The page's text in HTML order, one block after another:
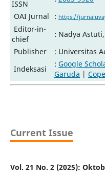
ISSN
OAI Jurnal
: https://
Editor-in-
chief
: Nadya
Publisher
: Universitas
Indeksasi
: Google
Garuda |
Current Issue
Vol. 21 No. 2 (2025):